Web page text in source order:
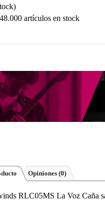
artículos en stock
Opiniones (0)
RLC05MS La Voz Caña